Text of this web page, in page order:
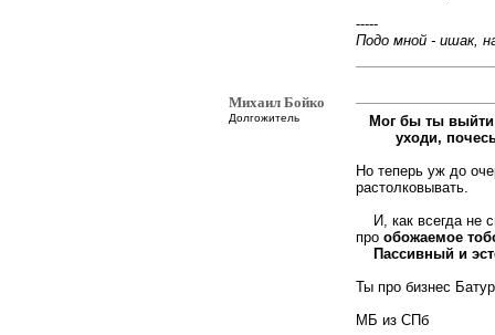
-----
Подо мной - ишак,
Михаил Бойко
Долгожитель
Мог бы ты выйти
уходи,
Но теперь уж до
растолковывать.
И, как всегда не
про обожаемое
Пассивный и
Ты про бизнес
МБ из СПб